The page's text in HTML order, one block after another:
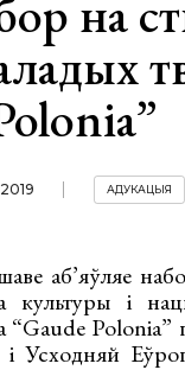
на
АДУКАЦЫЯ
аб’яўляе
культуры і
Polonia”
і Усходняй